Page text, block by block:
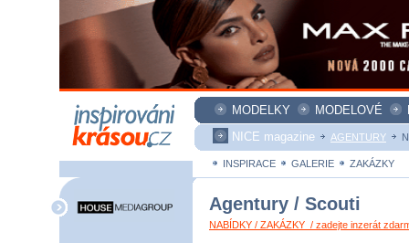
MODELKY MODELOVÉ
NICE magazine
AGENTURY
INSPIRACE GALERIE ZAKÁZKY
Agentury / Scouti
NABÍDKY / ZAKÁZKY / zadejte inzerát